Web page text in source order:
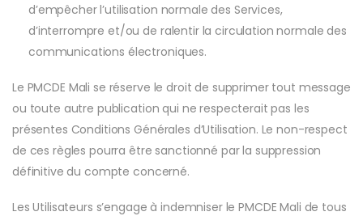
d’empêcher l’utilisation normale des Services,
d’interrompre et/ou de ralentir la circulation normale des
communications électroniques.
Le PMCDE Mali se réserve le droit de supprimer tout message
ou toute autre publication qui ne respecterait pas les
présentes Conditions Générales d’Utilisation. Le non-respect
de ces règles pourra être sanctionné par la suppression
définitive du compte concerné.
Les Utilisateurs s’engage à indemniser le PMCDE Mali de tous